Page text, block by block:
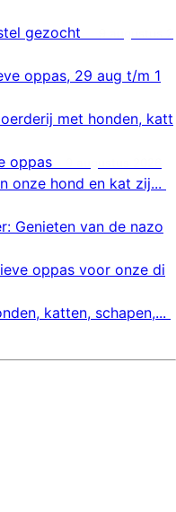
gezocht
oppas, 29 aug t/m 1
met honden, katt
oppas
onze hond en kat zij...
Genieten van de nazo
oppas voor onze di
katten, schapen,...